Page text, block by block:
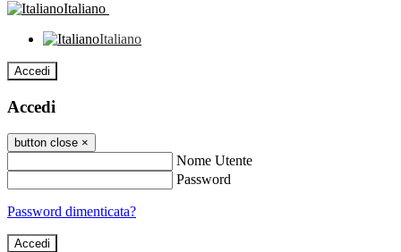
Italiano
Italiano
Accedi
Accedi
button close ×
Nome Utente
Password
Password dimenticata?